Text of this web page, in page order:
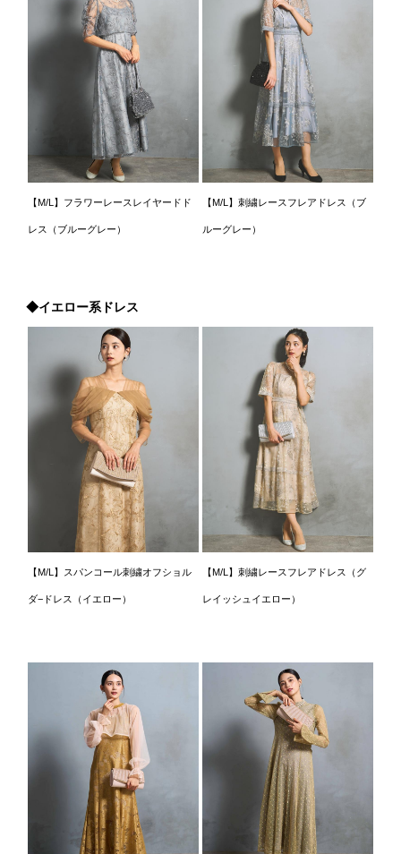
【M/L】フラワーレースレイヤードド
レス（ブルーグレー）
【M/L】刺繍レースフレアドレス（ブ
ルーグレー）
◆イエロー系ドレス
【M/L】スパンコール刺繍オフショル
ダ−ドレス（イエロー）
【M/L】刺繍レースフレアドレス（グ
レイッシュイエロー）